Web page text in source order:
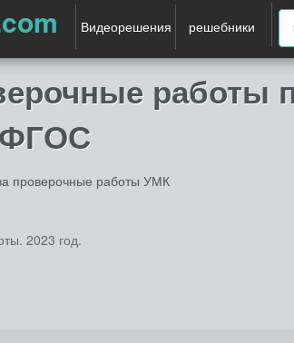
Видеорешения решебники
работы
проверочные работы УМК
2023 год.